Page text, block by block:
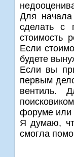
Для
сделать с
стοимость
Если
будете
Если вы
первым
вентиль.
форуме или
Я думаю,
смогла